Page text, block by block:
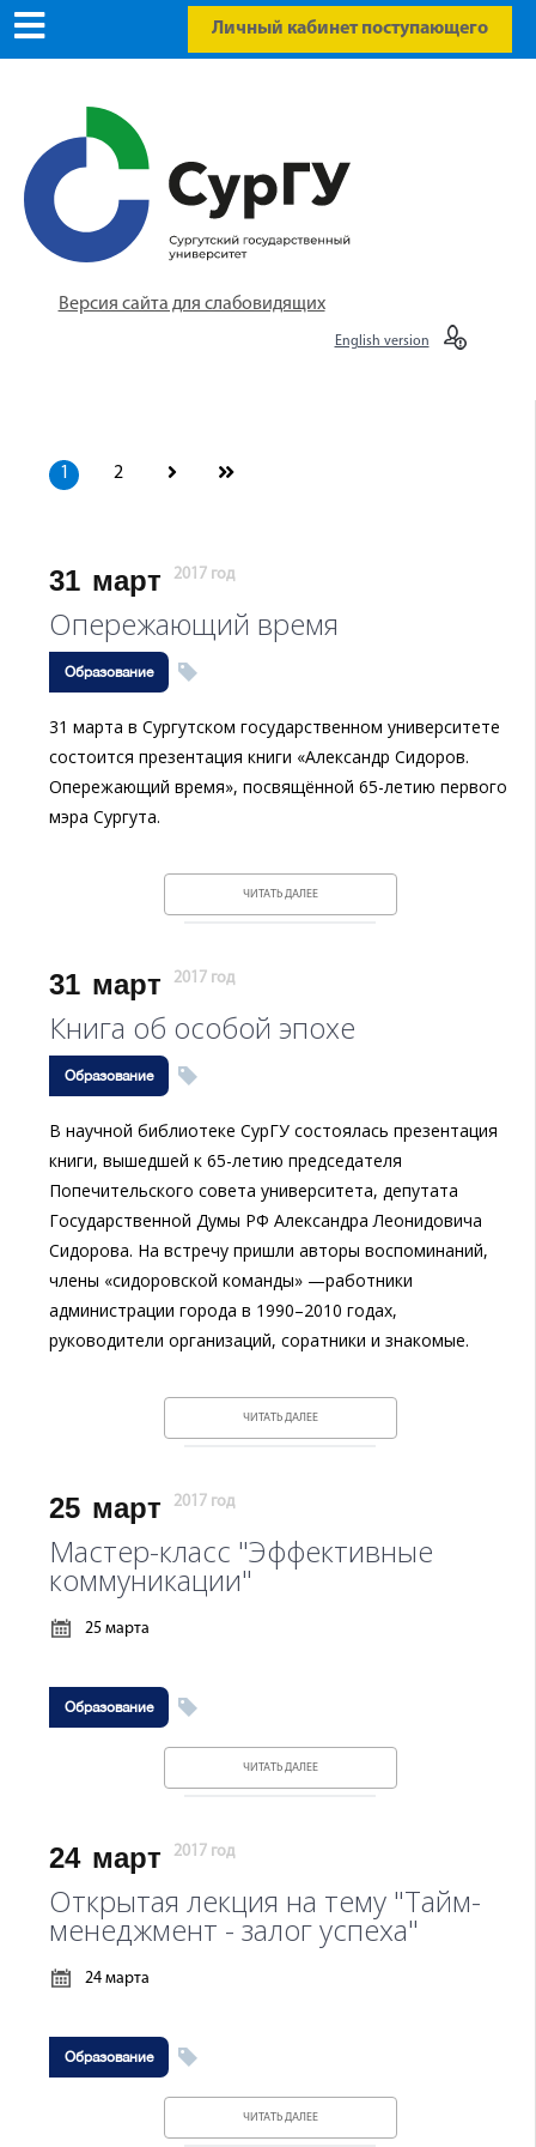
Личный кабинет поступающего
Версия сайта для слабовидящих
English version
1 2
31 март 2017 год
Опережающий время
Образование
31 марта в Сургутском государственном университете
состоится презентация книги «Александр Сидоров.
Опережающий время», посвящённой 65-летию первого
мэра Сургута.
ЧИТАТЬ ДАЛЕЕ
31 март 2017 год
Книга об особой эпохе
Образование
В научной библиотеке СурГУ состоялась презентация
книги, вышедшей к 65-летию председателя
Попечительского совета университета, депутата
Государственной Думы РФ Александра Леонидовича
Сидорова. На встречу пришли авторы воспоминаний,
члены «сидоровской команды» —работники
администрации города в 1990–2010 годах,
руководители организаций, соратники и знакомые.
ЧИТАТЬ ДАЛЕЕ
25 март 2017 год
Мастер-класс "Эффективные
коммуникации"
25 марта
Образование
ЧИТАТЬ ДАЛЕЕ
24 март 2017 год
Открытая лекция на тему "Тайм-
менеджмент - залог успеха"
24 марта
Образование
ЧИТАТЬ ДАЛЕЕ